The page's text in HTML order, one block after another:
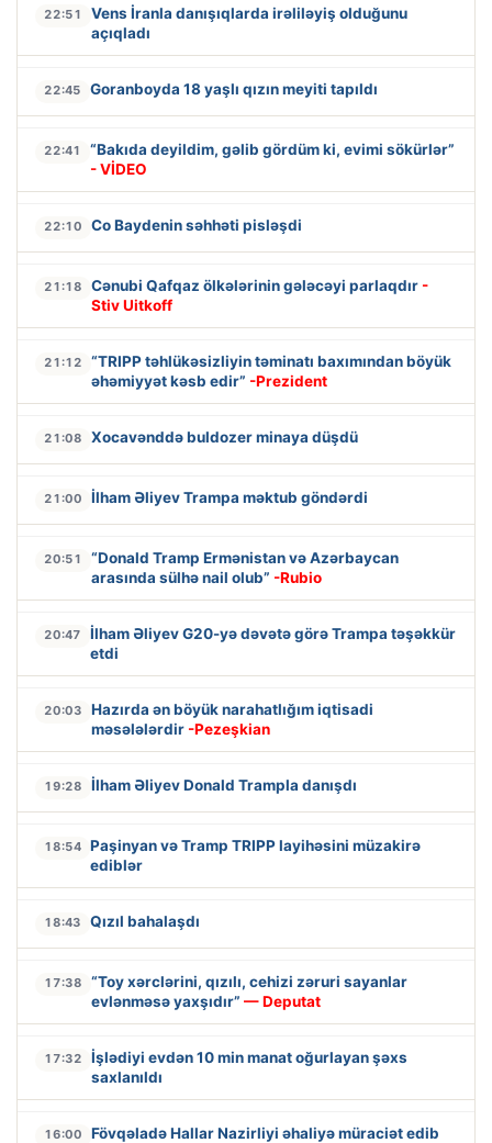
22:51
Vens İranla danışıqlarda irəliləyiş olduğunu
açıqladı
22:45 Goranboyda 18 yaşlı qızın meyiti tapıldı
22:41
“Bakıda deyildim, gəlib gördüm ki, evimi sökürlər”
- VİDEO
22:10 Co Baydenin səhhəti pisləşdi
21:18 Cənubi Qafqaz ölkələrinin gələcəyi parlaqdır -
Stiv Uitkoff
21:12
“TRIPP təhlükəsizliyin təminatı baxımından böyük
əhəmiyyət kəsb edir” -Prezident
21:08 Xocavənddə buldozer minaya düşdü
21:00 İlham Əliyev Trampa məktub göndərdi
20:51
“Donald Tramp Ermənistan və Azərbaycan
arasında sülhə nail olub” -Rubio
20:47
İlham Əliyev G20-yə dəvətə görə Trampa təşəkkür
etdi
20:03
Hazırda ən böyük narahatlığım iqtisadi
məsələlərdir -Pezeşkian
19:28 İlham Əliyev Donald Trampla danışdı
18:54 Paşinyan və Tramp TRIPP layihəsini müzakirə
ediblər
18:43 Qızıl bahalaşdı
17:38
“Toy xərclərini, qızılı, cehizi zəruri sayanlar
evlənməsə yaxşıdır” — Deputat
17:32
İşlədiyi evdən 10 min manat oğurlayan şəxs
saxlanıldı
16:00 Fövqəladə Hallar Nazirliyi əhaliyə müraciət edib